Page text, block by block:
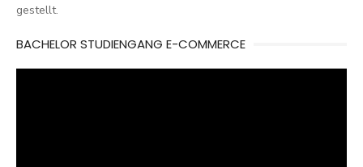
gestellt.
BACHELOR STUDIENGANG E-COMMERCE